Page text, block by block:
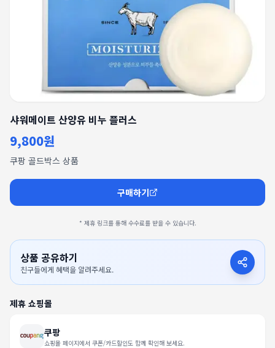
샤워메이트 산양유 비누 플러스
9,800원
쿠팡 골드박스 상품
구매하기
* 제휴 링크를 통해 수수료를 받을 수 있습니다.
상품 공유하기
친구들에게 혜택을 알려주세요.
제휴 쇼핑몰
쿠팡
쇼핑몰 페이지에서 쿠폰/카드할인도 함께 확인해 보세요.